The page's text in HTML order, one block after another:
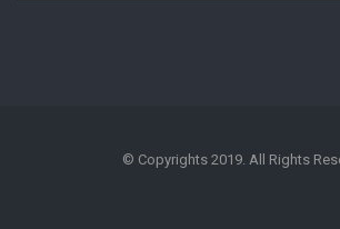
© Copyrights 2019. All Rights